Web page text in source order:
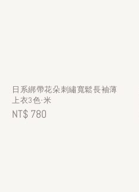
日系綁帶花朵刺繡寬鬆長袖薄
上衣3色-米
Regular
NT$ 780